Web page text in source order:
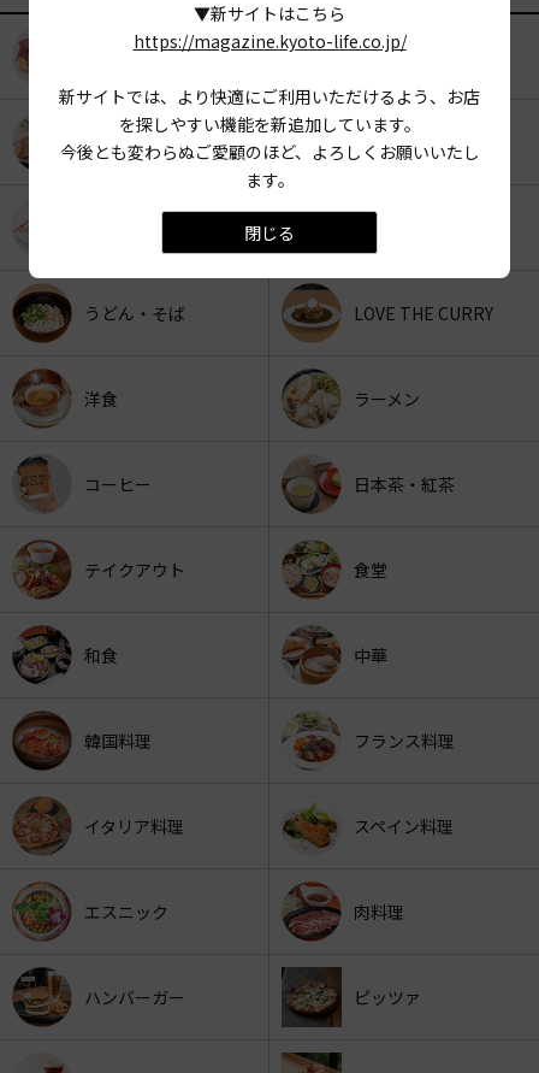
▼新サイトはこちら
https://magazine.kyoto-life.co.jp/
新サイトでは、より快適にご利用いただけるよう、お店
を探しやすい機能を新追加しています。
今後とも変わらぬご愛顧のほど、よろしくお願いいたし
ます。
閉じる
KYOTO OYATSU CLUB スナックフード
カフェ 京みやげ
うどん・そば LOVE THE CURRY
洋食 ラーメン
コーヒー 日本茶・紅茶
テイクアウト 食堂
和食 中華
韓国料理 フランス料理
イタリア料理 スペイン料理
エスニック 肉料理
ハンバーガー ピッツァ